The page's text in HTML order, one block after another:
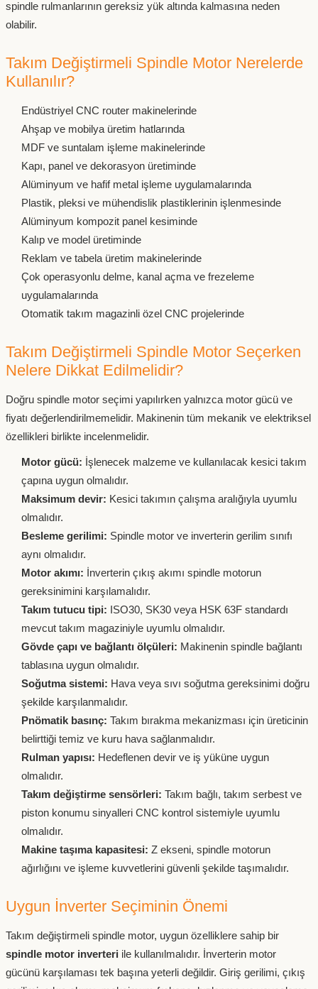
spindle rulmanlarının gereksiz yük altında kalmasına neden
olabilir.
Takım Değiştirmeli Spindle Motor Nerelerde
Kullanılır?
Endüstriyel CNC router makinelerinde
Ahşap ve mobilya üretim hatlarında
MDF ve suntalam işleme makinelerinde
Kapı, panel ve dekorasyon üretiminde
Alüminyum ve hafif metal işleme uygulamalarında
Plastik, pleksi ve mühendislik plastiklerinin işlenmesinde
Alüminyum kompozit panel kesiminde
Kalıp ve model üretiminde
Reklam ve tabela üretim makinelerinde
Çok operasyonlu delme, kanal açma ve frezeleme
uygulamalarında
Otomatik takım magazinli özel CNC projelerinde
Takım Değiştirmeli Spindle Motor Seçerken
Nelere Dikkat Edilmelidir?
Doğru spindle motor seçimi yapılırken yalnızca motor gücü ve
fiyatı değerlendirilmemelidir. Makinenin tüm mekanik ve elektriksel
özellikleri birlikte incelenmelidir.
Motor gücü: İşlenecek malzeme ve kullanılacak kesici takım
çapına uygun olmalıdır.
Maksimum devir: Kesici takımın çalışma aralığıyla uyumlu
olmalıdır.
Besleme gerilimi: Spindle motor ve inverterin gerilim sınıfı
aynı olmalıdır.
Motor akımı: İnverterin çıkış akımı spindle motorun
gereksinimini karşılamalıdır.
Takım tutucu tipi: ISO30, SK30 veya HSK 63F standardı
mevcut takım magaziniyle uyumlu olmalıdır.
Gövde çapı ve bağlantı ölçüleri: Makinenin spindle bağlantı
tablasına uygun olmalıdır.
Soğutma sistemi: Hava veya sıvı soğutma gereksinimi doğru
şekilde karşılanmalıdır.
Pnömatik basınç: Takım bırakma mekanizması için üreticinin
belirttiği temiz ve kuru hava sağlanmalıdır.
Rulman yapısı: Hedeflenen devir ve iş yüküne uygun
olmalıdır.
Takım değiştirme sensörleri: Takım bağlı, takım serbest ve
piston konumu sinyalleri CNC kontrol sistemiyle uyumlu
olmalıdır.
Makine taşıma kapasitesi: Z ekseni, spindle motorun
ağırlığını ve işleme kuvvetlerini güvenli şekilde taşımalıdır.
Uygun İnverter Seçiminin Önemi
Takım değiştirmeli spindle motor, uygun özelliklere sahip bir
spindle motor inverteri ile kullanılmalıdır. İnverterin motor
gücünü karşılaması tek başına yeterli değildir. Giriş gerilimi, çıkış